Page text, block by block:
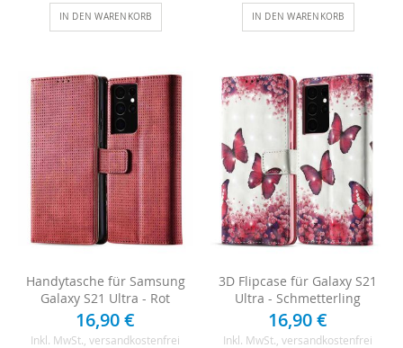
IN DEN WARENKORB IN DEN WARENKORB
Handytasche für Samsung
Galaxy S21 Ultra - Rot
16,90 €
Inkl. MwSt. , versandkostenfrei
3D Flipcase für Galaxy S21
Ultra - Schmetterling
16,90 €
Inkl. MwSt. , versandkostenfrei